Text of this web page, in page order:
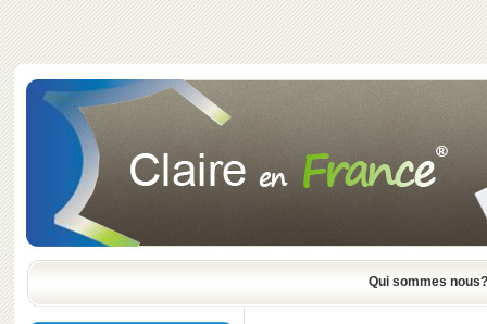
Qui sommes nous?